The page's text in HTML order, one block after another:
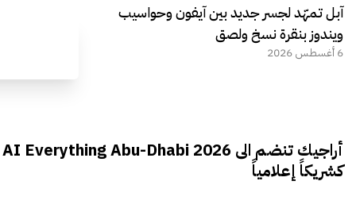
آبل تمهّد لجسر جديد بين آيفون وحواسيب
ويندوز بنقرة نسخ ولصق
6 أغسطس 2026
أراجيك تنضم الى AI Everything Abu-Dhabi 2026
كشريكاً إعلامياً